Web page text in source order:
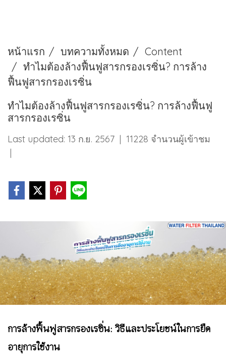
หน้าแรก บทความทั้งหมด
Content
ทำไมต้องล้างฟื้นฟูสารกรองเรซิ่น? การล้าง
ฟื้นฟูสารกรองเรซิ่น
ทำไมต้องล้างฟื้นฟูสารกรองเรซิ่น? การล้างฟื้นฟู
สารกรองเรซิ่น
Last updated: 13 ก.ย. 2567 | 11228 จำนวนผู้เข้าชม
|
การล้างฟื้นฟูสารกรองเรซิ่น: วิธีและประโยชน์ในการยืด
อายุการใช้งาน